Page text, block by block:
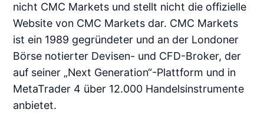
nicht CMC Markets und stellt nicht die offizielle
Website von CMC Markets dar. CMC Markets
ist ein 1989 gegründeter und an der Londoner
Börse notierter Devisen- und CFD-Broker, der
auf seiner „Next Generation“-Plattform und in
MetaTrader 4 über 12.000 Handelsinstrumente
anbietet.